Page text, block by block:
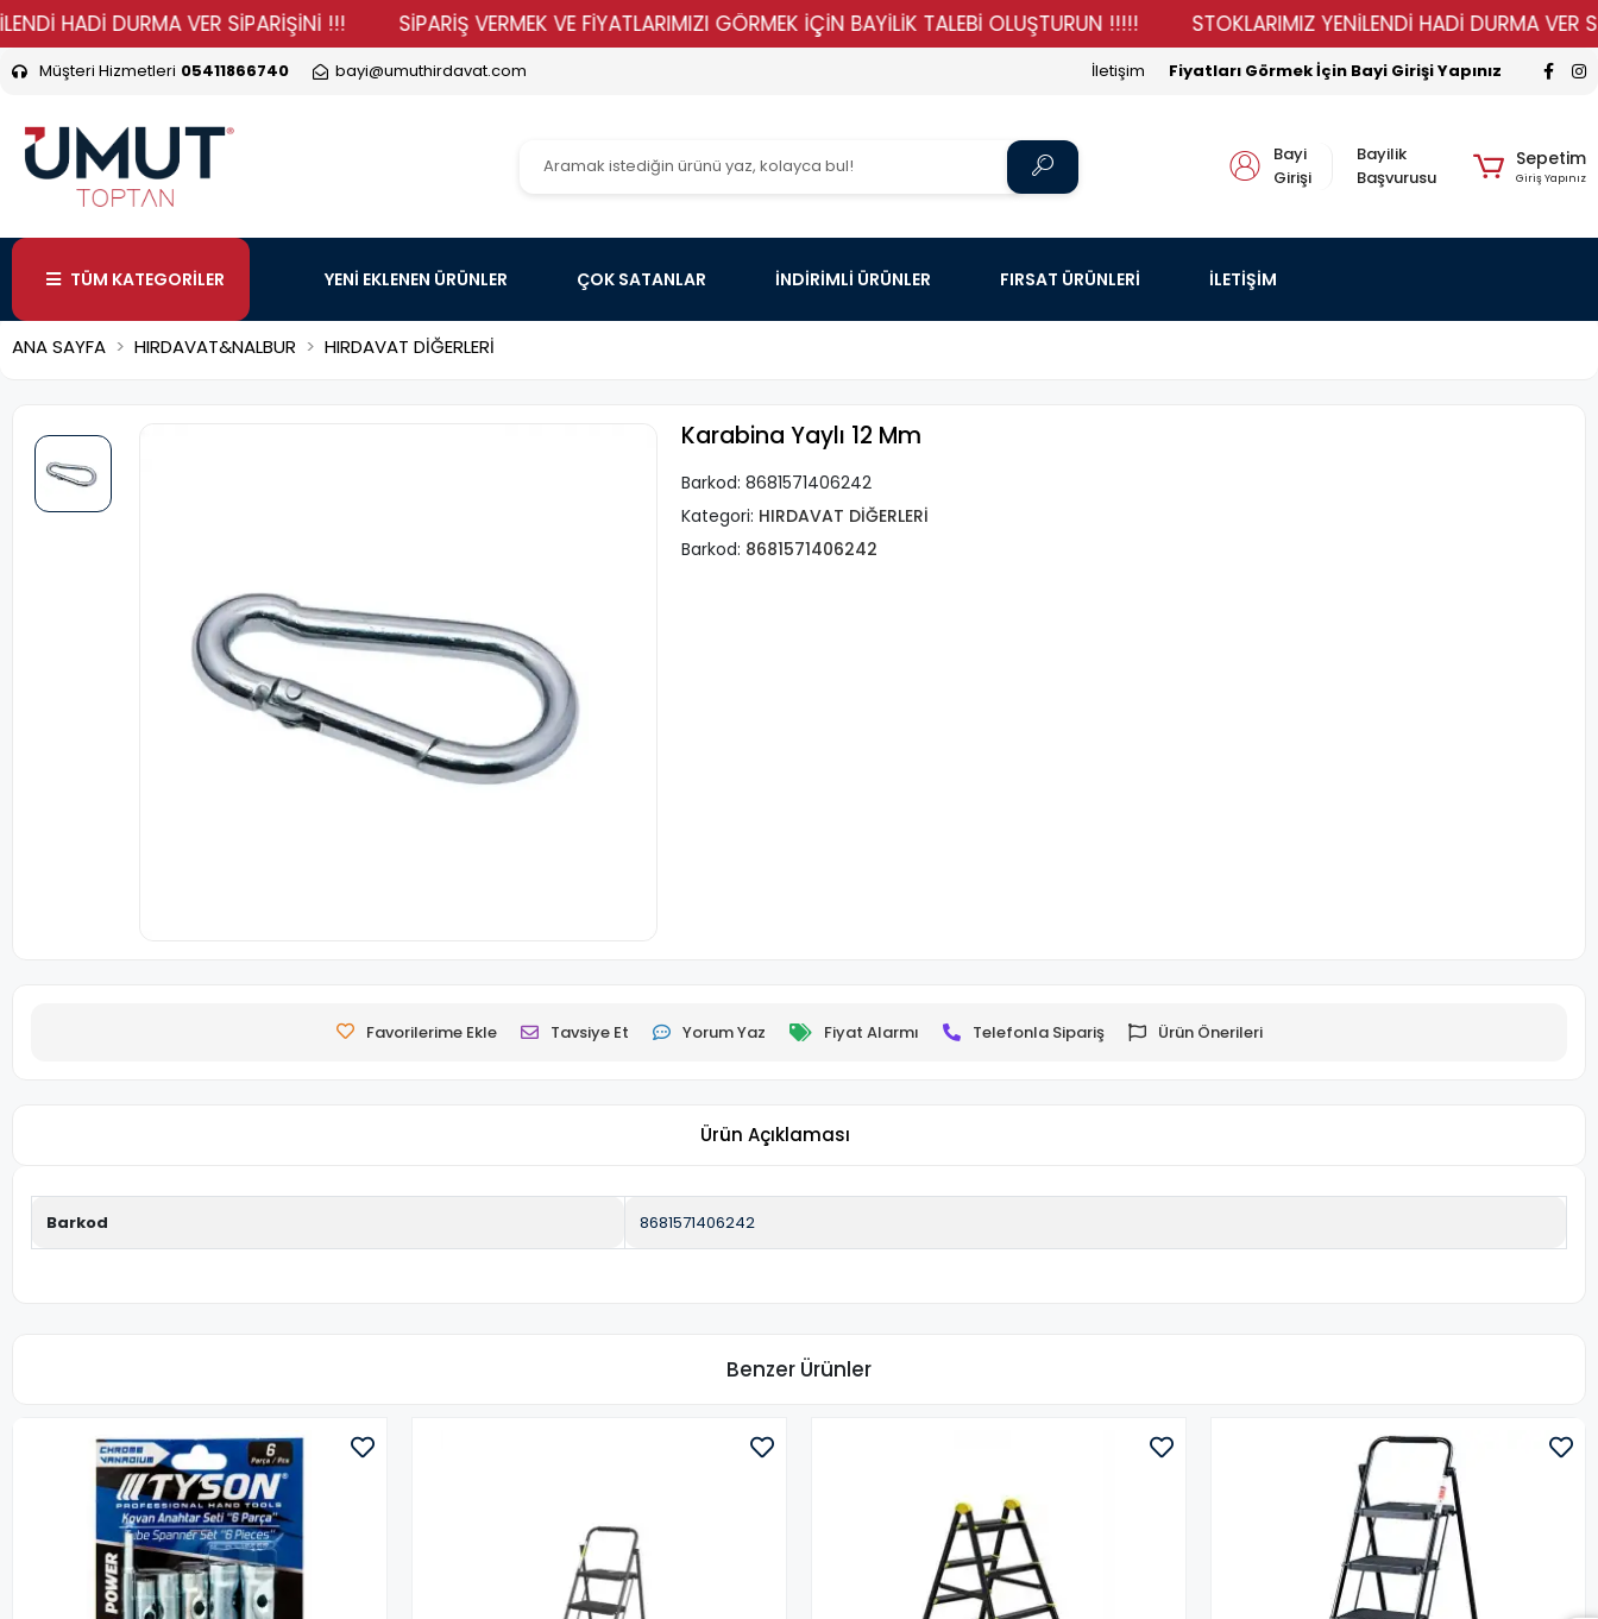
DURMA VER SİPARİŞİNİ !!! SİPARİŞ VERMEK VE FİYATLARIMIZI GÖRMEK İÇİN BAYİLİK TALEBİ OLUŞTURUN !!!!! STOKLARIMIZ YENİLENDİ HADİ DURMA VER
Müşteri Hizmetleri 05411866740 bayi@umuthirdavat.com Fiyatları Görmek İçin Bayi Girişi Yapınız
İletişim
Bayi
Girişi
Bayilik
Başvurusu
Sepetim
Giriş Yapınız
TÜM KATEGORİLER YENİ EKLENEN ÜRÜNLER ÇOK SATANLAR İNDİRİMLİ ÜRÜNLER FIRSAT ÜRÜNLERİ İLETİŞİM
ANA SAYFA HIRDAVAT&NALBUR HIRDAVAT DİĞERLERİ
Karabina Yaylı 12 Mm
Barkod: 8681571406242
Kategori: HIRDAVAT DİĞERLERİ
Barkod: 8681571406242
Favorilerime Ekle Tavsiye Et Yorum Yaz Fiyat Alarmı Telefonla Sipariş Ürün Önerileri
Ürün Açıklaması
Barkod 8681571406242
Benzer Ürünler